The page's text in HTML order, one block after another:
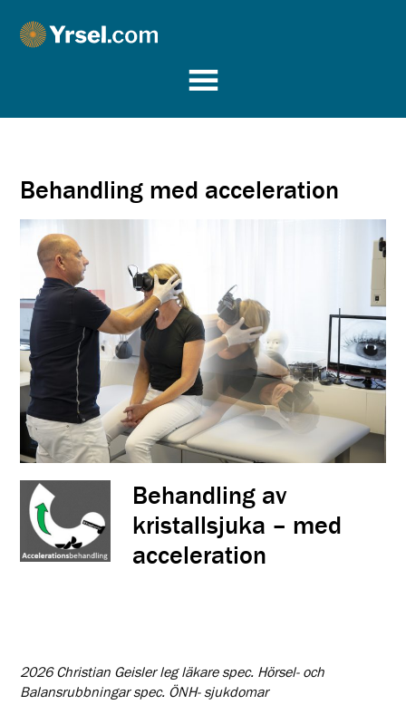
Yrsel.com
Behandling med acceleration
Behandling av
kristallsjuka – med
acceleration
2026 Christian Geisler leg läkare spec. Hörsel- och
Balansrubbningar spec. ÖNH- sjukdomar